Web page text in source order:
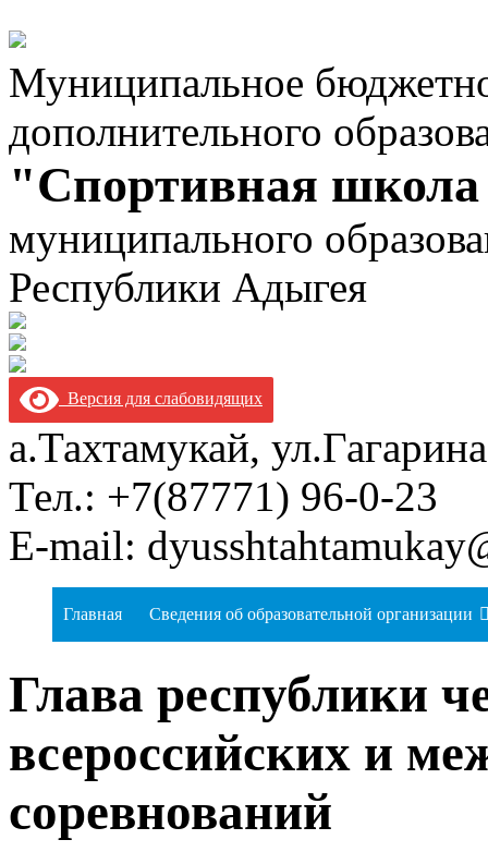
Муниципальное
дополнительного
"Спортивная
муниципального
Республики Адыгея
Версия для слабовидящих
а.Тахтамукай,
Тел.: +7(87771) 96-0-23
E-mail:
Главная Сведения об образовательной организации
Глава республики
всероссийских и
соревнований